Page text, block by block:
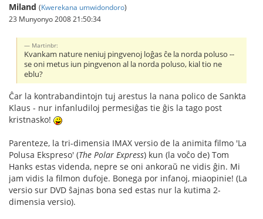
Miland (Kwerekana umwidondoro)
23 Munyonyo 2008 21:50:34
Martinbr:
Kvankam nature neniuj pingvenoj loĝas ĉe la norda poluso --
se oni metus iun pingvenon al la norda poluso, kial tio ne
eblu?
Ĉar la kontrabandintojn tuj arestus la nana polico de Sankta
Klaus - nur infanludiloj permesiĝas tie ĝis la tago post
kristnasko!
Parenteze, la tri-dimensia IMAX versio de la animita filmo 'La
Polusa Ekspreso' (The Polar Express) kun (la voĉo de) Tom
Hanks estas videnda, nepre se oni ankoraŭ ne vidis ĝin. Mi
jam vidis la filmon dufoje. Bonega por infanoj, miaopinie! (La
versio sur DVD ŝajnas bona sed estas nur la kutima 2-
dimensia versio).